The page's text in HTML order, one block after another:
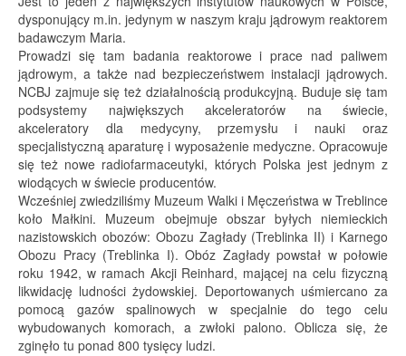
dysponujący m.in. jedynym w naszym kraju jądrowym reaktorem
badawczym Maria.
Prowadzi się tam badania reaktorowe i prace nad paliwem
jądrowym, a także nad bezpieczeństwem instalacji jądrowych.
NCBJ zajmuje się też działalnością produkcyjną. Buduje się tam
podsystemy największych akceleratorów na świecie,
akceleratory dla medycyny, przemysłu i nauki oraz
specjalistyczną aparaturę i wyposażenie medyczne. Opracowuje
się też nowe radiofarmaceutyki, których Polska jest jednym z
wiodących w świecie producentów.
Wcześniej zwiedziliśmy Muzeum Walki i Męczeństwa w Treblince
koło Małkini. Muzeum obejmuje obszar byłych niemieckich
nazistowskich obozów: Obozu Zagłady (Treblinka II) i Karnego
Obozu Pracy (Treblinka I). Obóz Zagłady powstał w połowie
roku 1942, w ramach Akcji Reinhard, mającej na celu fizyczną
likwidację ludności żydowskiej. Deportowanych uśmiercano za
pomocą gazów spalinowych w specjalnie do tego celu
wybudowanych komorach, a zwłoki palono. Oblicza się, że
zginęło tu ponad 800 tysięcy ludzi.